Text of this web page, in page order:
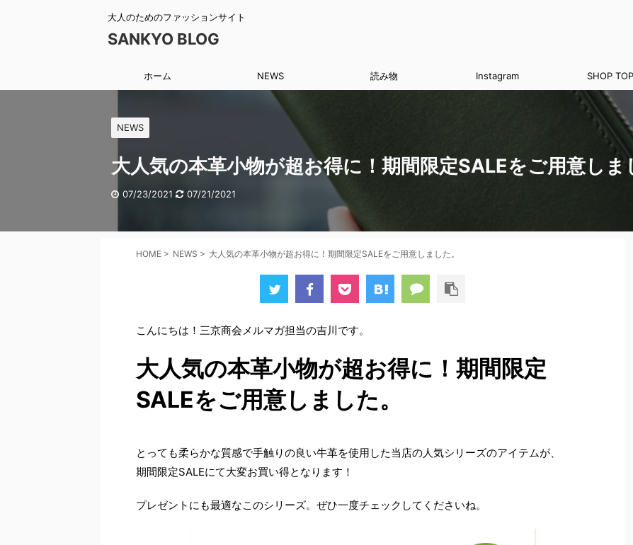
大人のためのファッションサイト
SANKYO BLOG
ホーム NEWS 読み物 Instagram SHOP TOP
NEWS
大人気の本革小物が超お得に！期間限定SALEをご用意しま
07/23/2021 07/21/2021
HOME > NEWS > 大人気の本革小物が超お得に！期間限定SALEをご用意しました。
こんにちは！三京商会メルマガ担当の吉川です。
大人気の本革小物が超お得に！期間限定
SALEをご用意しました。
とっても柔らかな質感で手触りの良い牛革を使用した当店の人気シリーズのアイテムが、
期間限定SALEにて大変お買い得となります！
プレゼントにも最適なこのシリーズ。ぜひ一度チェックしてくださいね。